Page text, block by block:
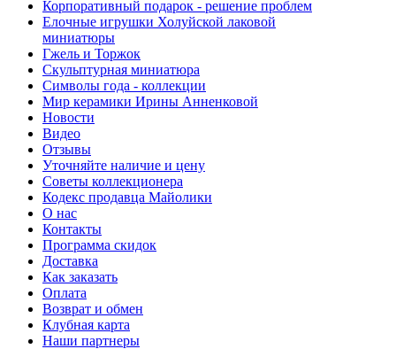
Корпоративный подарок - решение проблем
Елочные игрушки Холуйской лаковой
миниатюры
Гжель и Торжок
Скульптурная миниатюра
Символы года - коллекции
Мир керамики Ирины Анненковой
Новости
Видео
Отзывы
Уточняйте наличие и цену
Советы коллекционера
Кодекс продавца Майолики
О нас
Контакты
Программа скидок
Доставка
Как заказать
Оплата
Возврат и обмен
Клубная карта
Наши партнеры